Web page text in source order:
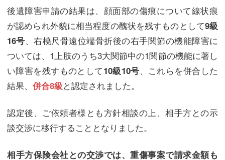
後遺障害申請の結果は、顔面部の傷痕について線状痕
が認められ外貌に相当程度の醜状を残すものとして9級
16号、右橈尺骨遠位端骨折後の右手関節の機能障害に
ついては、1上肢のうち3大関節中の1関節の機能に著し
い障害を残すものとして10級10号、これらを併合した
結果、 併合8級 と認定されました。
認定後、ご依頼者様とも方針相談の上、相手方との示
談交渉に移行することとなりました。
相手方保険会社との交渉では、重傷事案で請求金額も